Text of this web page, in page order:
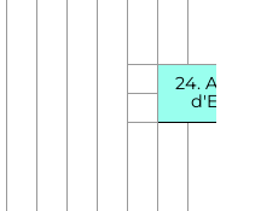
24.Azzo
d'Este